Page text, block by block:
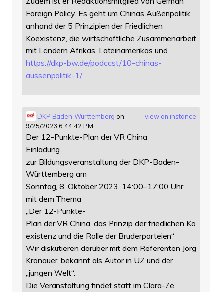
Foreign Policy. Es geht um Chinas Außenpolitik
anhand der 5 Prinzipien der Friedlichen
Koexistenz, die wirtschaftliche Zusammenarbeit
mit Ländern Afrikas, Lateinamerikas und
https://dkp-bw.de/podcast/10-chinas-
aussenpolitik-1/
view on instance
DKP Baden-Württemberg on
9/25/2023 6:44:42 PM
Der 12-Punkte-Plan der VR China
Einladung
zur Bildungsveranstaltung der DKP-Baden-
Württemberg am
Sonntag, 8. Oktober 2023, 14:00–17:00 Uhr
mit dem Thema
„Der 12-Punkte-
Plan der VR China, das Prinzip der friedlichen Ko
existenz und die Rolle der Bruderparteien“
Wir diskutieren darüber mit dem Referenten Jörg
Kronauer, bekannt als Autor in UZ und der
„jungen Welt“.
Die Veranstaltung findet statt im Clara-Ze